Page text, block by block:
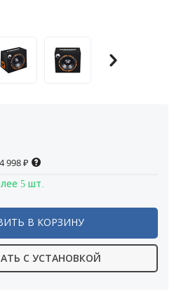
4 998₽
5 шт.
В КОРЗИНУ
С УСТАНОВКОЙ